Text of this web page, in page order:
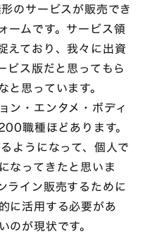
のサービスが販売でき
ームです。サービス領
えており、我々に出資
ビス版だと思ってもら
思っています。
ン・エンタメ・ボディ
職種ほどあります。
ようになって、個人で
なってきたと思いま
ライン販売するために
に活用する必要があ
のが現状です。